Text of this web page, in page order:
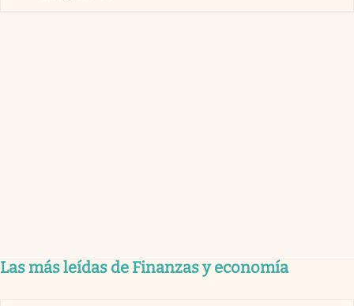
Las más leídas de Finanzas y economía